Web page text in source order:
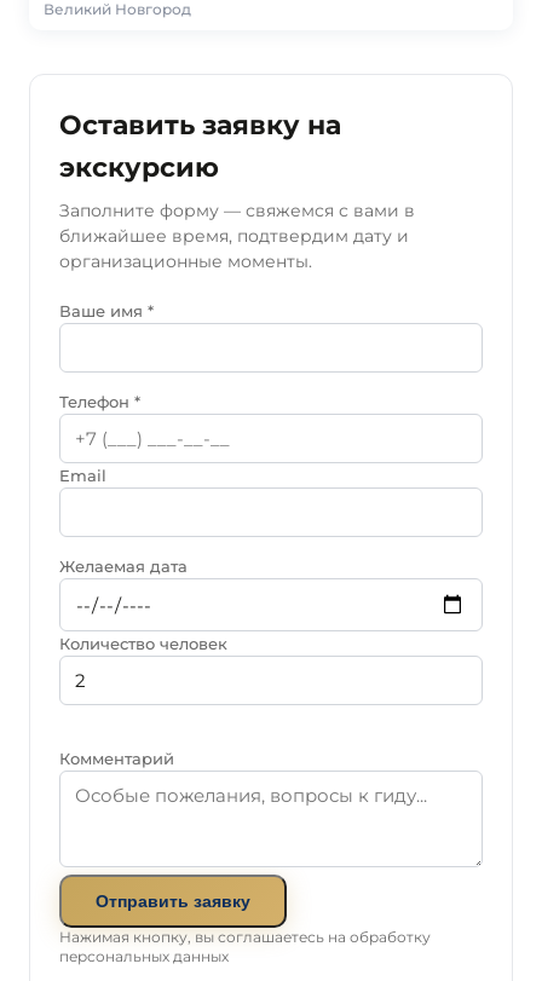
Великий Новгород
Оставить заявку на
экскурсию
Заполните форму — свяжемся с вами в
ближайшее время, подтвердим дату и
организационные моменты.
Ваше имя *
Телефон *
Email
Желаемая дата
Количество человек
Комментарий
Отправить заявку
Нажимая кнопку, вы соглашаетесь на обработку
персональных данных